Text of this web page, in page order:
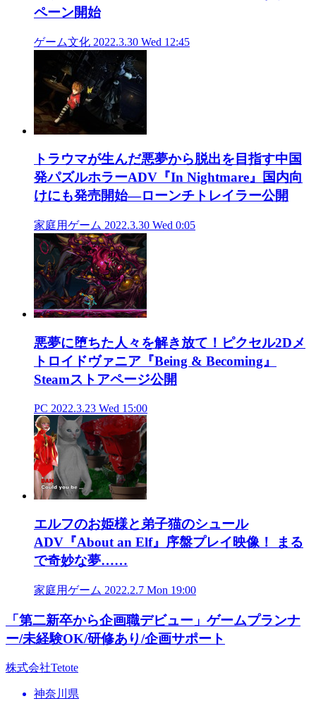
ペーン開始
ゲーム文化 2022.3.30 Wed 12:45
トラウマが生んだ悪夢から脱出を目指す中国
発パズルホラーADV『In Nightmare』国内向
けにも発売開始―ローンチトレイラー公開
家庭用ゲーム 2022.3.30 Wed 0:05
悪夢に堕ちた人々を解き放て！ピクセル2Dメ
トロイドヴァニア『Being & Becoming』
Steamストアページ公開
PC 2022.3.23 Wed 15:00
エルフのお姫様と弟子猫のシュール
ADV『About an Elf』序盤プレイ映像！ まる
で奇妙な夢……
家庭用ゲーム 2022.2.7 Mon 19:00
「第二新卒から企画職デビュー」ゲームプランナ
ー/未経験OK/研修あり/企画サポート
株式会社Tetote
神奈川県